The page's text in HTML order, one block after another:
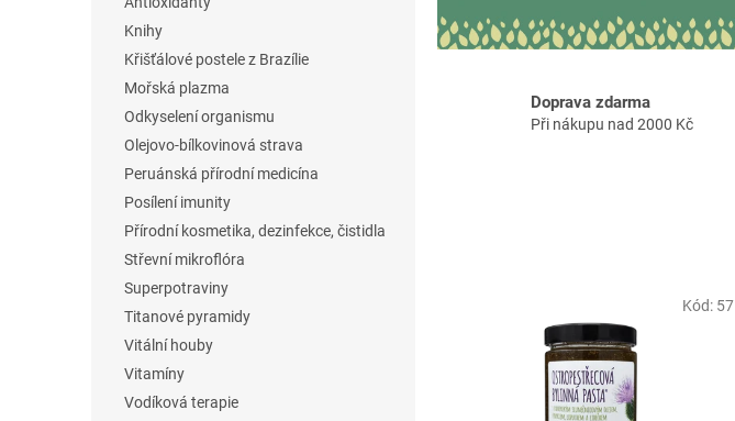
Knihy
Křišťálové postele z Brazílie
Mořská plazma
Odkyselení organismu
Olejovo-bílkovinová strava
Peruánská přírodní medicína
Posílení imunity
Přírodní kosmetika, dezinfekce, čistidla
Střevní mikroflóra
Superpotraviny
Titanové pyramidy
Vitální houby
Vitamíny
Vodíková terapie
e
Doprava zdarma
Při nákupu nad 2000 Kč
Kód: 57